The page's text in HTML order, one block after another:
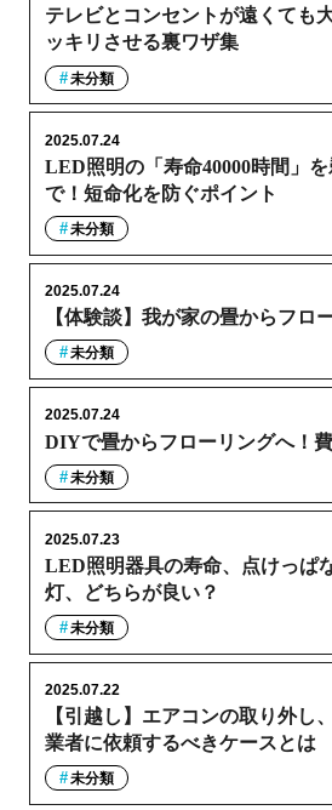
テレビとコンセントが遠くても
ッキリさせる裏ワザ集
未分類
LED照明の「寿命40000時間」
で！短命化を防ぐポイント
2025.07.24
未分類
【体験談】我が家の畳からフロ
2025.07.24
未分類
DIYで畳からフローリングへ！
2025.07.24
未分類
LED照明器具の寿命、点けっぱ
灯、どちらが良い？
2025.07.23
未分類
【引越し】エアコンの取り外し
業者に依頼するべきケースとは
2025.07.22
未分類